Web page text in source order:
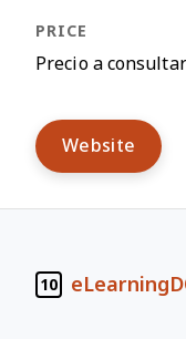
Precio a consultar
Website
10